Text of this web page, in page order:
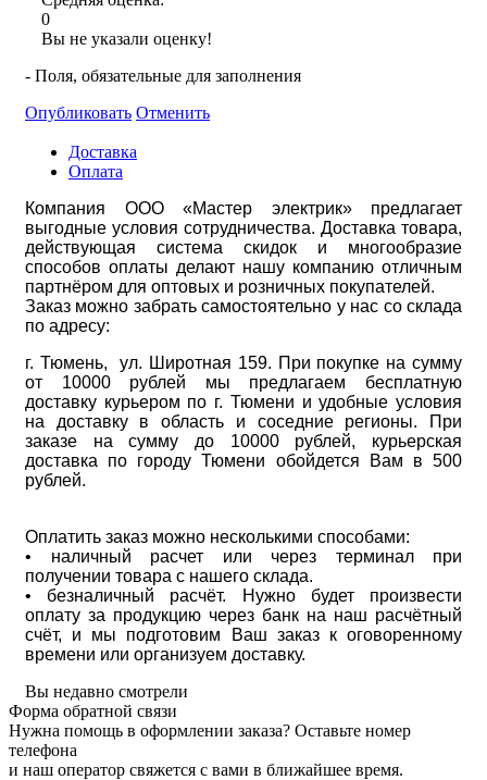
0
Вы не указали оценку!
- Поля, обязательные для заполнения
Опубликовать Отменить
Доставка
Оплата
Компания ООО «Мастер электрик» предлагает
выгодные условия сотрудничества. Доставка товара,
действующая система скидок и многообразие
способов оплаты делают нашу компанию отличным
партнёром для оптовых и розничных покупателей.
Заказ можно забрать самостоятельно у нас со склада
по адресу:
г. Тюмень, ул. Широтная 159. При покупке на сумму
от 10000 рублей мы предлагаем бесплатную
доставку курьером по г. Тюмени и удобные условия
на доставку в область и соседние регионы. При
заказе на сумму до 10000 рублей, курьерская
доставка по городу Тюмени обойдется Вам в 500
рублей.
Оплатить заказ можно несколькими способами:
• наличный расчет или через терминал при
получении товара с нашего склада.
• безналичный расчёт. Нужно будет произвести
оплату за продукцию через банк на наш расчётный
счёт, и мы подготовим Ваш заказ к оговоренному
времени или организуем доставку.
Вы недавно смотрели
Форма обратной связи
Нужна помощь в оформлении заказа? Оставьте номер
телефона
и наш оператор свяжется с вами в ближайшее время.